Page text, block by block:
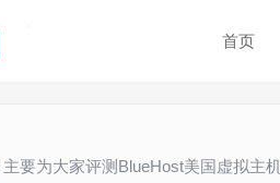
首页
要为大家评测BlueHost美国虚拟主